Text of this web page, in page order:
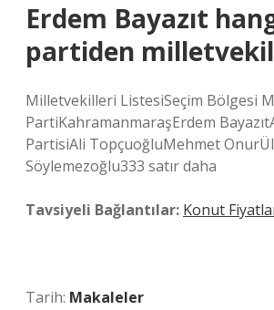
Erdem Bayazıt
partiden
Milletvekilleri ListesiSeçim Bölgesi
PartiKahramanmaraşErdem
PartisiAli TopçuoğluMehmet
Söylemezoğlu333 satır daha
Tavsiyeli Bağlantılar: Konut
Tarih: Makaleler